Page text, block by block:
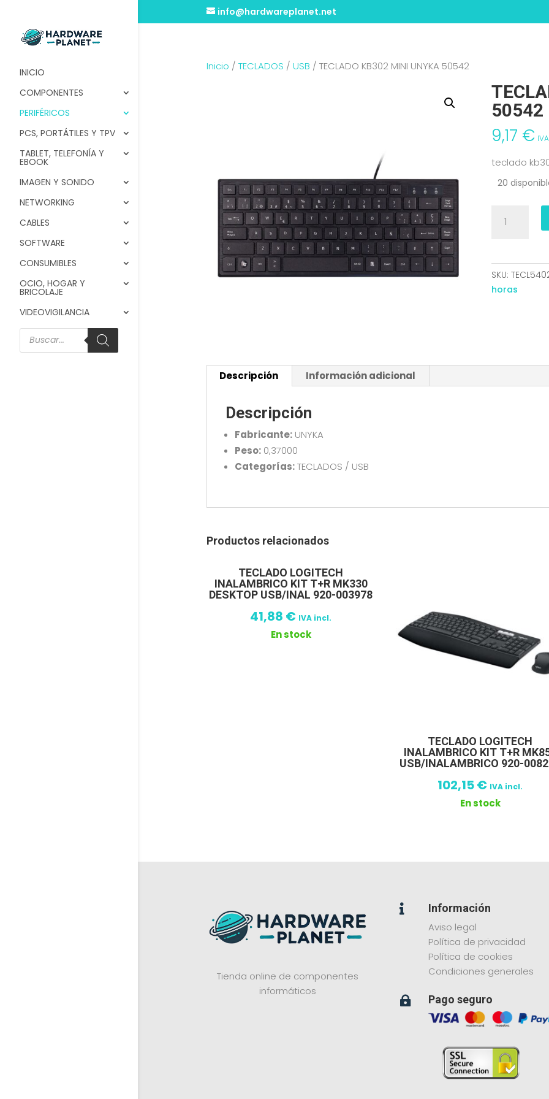
info@hardwareplanet.net
INICIO
COMPONENTES
PERIFÉRICOS
PCS, PORTÁTILES Y TPV
TABLET, TELEFONÍA Y
EBOOK
IMAGEN Y SONIDO
NETWORKING
CABLES
SOFTWARE
CONSUMIBLES
OCIO, HOGAR Y
BRICOLAJE
VIDEOVIGILANCIA
Búsqueda
de
productos
Inicio / TECLADOS / USB / TECLADO KB302 MINI UNYKA 50542
50542
9,17 €
teclado
20
KB302
50542
cantidad
SKU:
horas
Descripción Información adicional
Descripción
Fabricante:UNYKA
Peso:0,37000
Categorías:TECLADOS / USB
Productos relacionados
TECLADO LOGITECH
INALAMBRICO KIT T+R MK330
DESKTOP USB/INAL 920-003978
41,88 € IVA incl.
En stock
TECLADO LOGITECH
INALAMBRICO KIT T+R
USB/INALAMBRICO 920-
102,15€ IVA incl.
En stock
Tienda online de componentes
informáticos

Información
Aviso legal
Política de privacidad
Política de cookies
Condiciones generales
 Pago seguro